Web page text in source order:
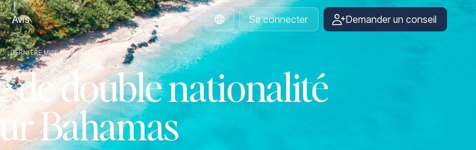
Avis
French
Se connecter Demander un conseil
DERNIÈRE MISE À JOUR LE 19 MAI 2026
de double nationalité
Bahamas